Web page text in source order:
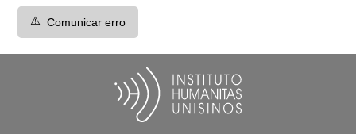
⚠️ Comunicar erro